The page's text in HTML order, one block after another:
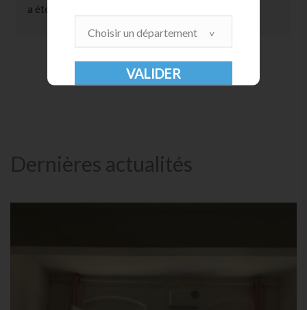
a été mis en place. (Inverseur de polarité géo-
résultats sont significatifs et encourageants .Merci
beaucoup à monsieur MARCHESSEAU pour son travail
et son professionnalisme.Je vous le recommande
Dernières actualités
Choisir un département